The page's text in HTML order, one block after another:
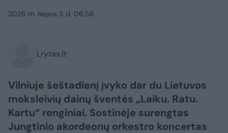
2026 m. liepos 5 d. 06:56
Lrytas.lt
Vilniuje šeštadienį įvyko dar du Lietuvos
moksleivių dainų šventės „Laiku. Ratu.
Kartu“ renginiai. Sostinėje surengtas
Jungtinio akordeonų orkestro koncertas